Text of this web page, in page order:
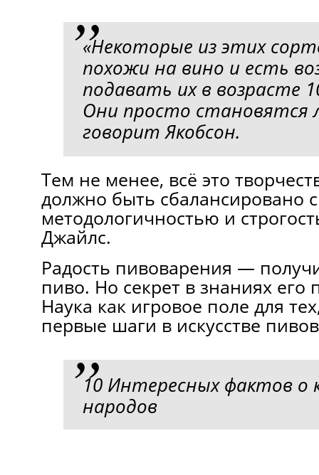
«Некоторые из этих
похожи на вино и есть
подавать их в возрасте
Они просто становятся
говорит Якобсон.
Тем не менее, всё это
должно быть сбалансировано
методологичностью и
Джайлс.
Радость пивоварения —
пиво. Но секрет в знаниях его
Наука как игровое поле для
первые шаги в искусстве
10 Интересных фактов о
народов